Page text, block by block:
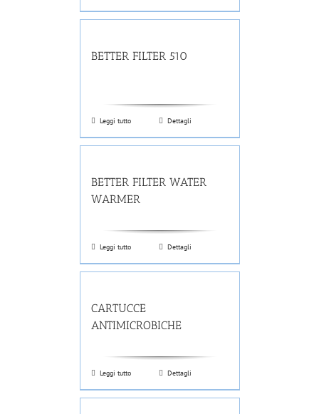
BETTER FILTER 510
Leggi tutto Dettagli
BETTER FILTER WATER
WARMER
Leggi tutto Dettagli
CARTUCCE
ANTIMICROBICHE
Leggi tutto Dettagli